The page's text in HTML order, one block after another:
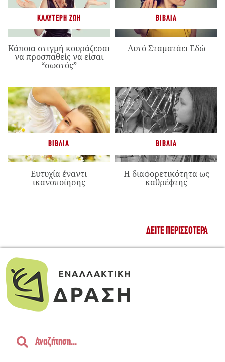
ΚΑΛΎΤΕΡΗ ΖΩΉ
Κάποια στιγμή κουράζεσαι
να προσπαθείς να είσαι
“σωστός”
ΒΙΒΛΊΑ
Αυτό Σταματάει Εδώ
ΒΙΒΛΊΑ
Ευτυχία έναντι
ικανοποίησης
ΒΙΒΛΊΑ
Η διαφορετικότητα ως
καθρέφτης
ΔΕΊΤΕ ΠΕΡΙΣΣΌΤΕΡΑ